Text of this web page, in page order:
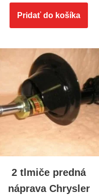
Pridať do košíka
2 tlmiče predná
náprava Chrysler